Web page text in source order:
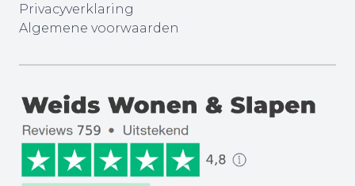
Privacyverklaring
Algemene voorwaarden